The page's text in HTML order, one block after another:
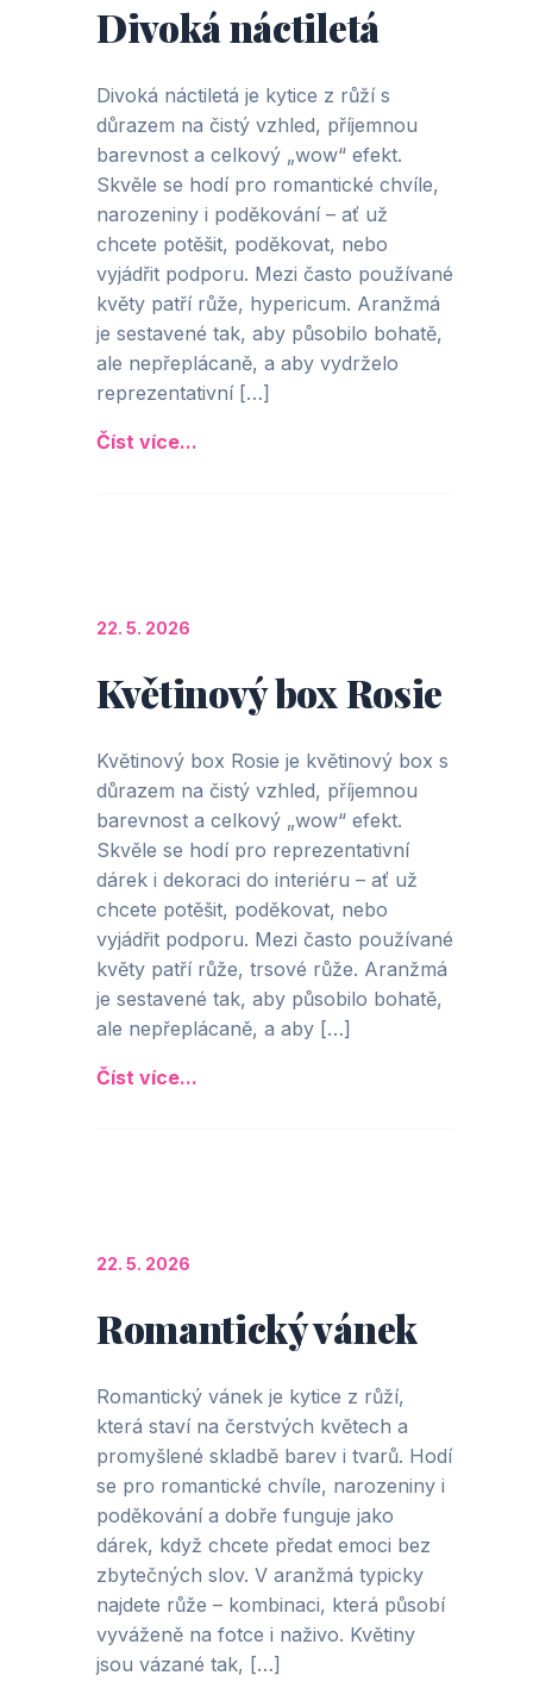
Divoká náctiletá
Divoká náctiletá je kytice z růží s
důrazem na čistý vzhled, příjemnou
barevnost a celkový „wow“ efekt.
Skvěle se hodí pro romantické chvíle,
narozeniny i poděkování – ať už
chcete potěšit, poděkovat, nebo
vyjádřit podporu. Mezi často používané
květy patří růže, hypericum. Aranžmá
je sestavené tak, aby působilo bohatě,
ale nepřeplácaně, a aby vydrželo
reprezentativní […]
Číst více...
22. 5. 2026
Květinový box Rosie
Květinový box Rosie je květinový box s
důrazem na čistý vzhled, příjemnou
barevnost a celkový „wow“ efekt.
Skvěle se hodí pro reprezentativní
dárek i dekoraci do interiéru – ať už
chcete potěšit, poděkovat, nebo
vyjádřit podporu. Mezi často používané
květy patří růže, trsové růže. Aranžmá
je sestavené tak, aby působilo bohatě,
ale nepřeplácaně, a aby […]
Číst více...
22. 5. 2026
Romantický vánek
Romantický vánek je kytice z růží,
která staví na čerstvých květech a
promyšlené skladbě barev i tvarů. Hodí
se pro romantické chvíle, narozeniny i
poděkování a dobře funguje jako
dárek, když chcete předat emoci bez
zbytečných slov. V aranžmá typicky
najdete růže – kombinaci, která působí
vyváženě na fotce i naživo. Květiny
jsou vázané tak, […]